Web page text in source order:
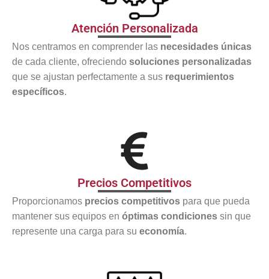
Atención Personalizada
Nos centramos en comprender las necesidades únicas
de cada cliente, ofreciendo soluciones personalizadas
que se ajustan perfectamente a sus requerimientos
específicos.
Precios Competitivos
Proporcionamos precios competitivos para que pueda
mantener sus equipos en óptimas condiciones sin que
represente una carga para su economía.